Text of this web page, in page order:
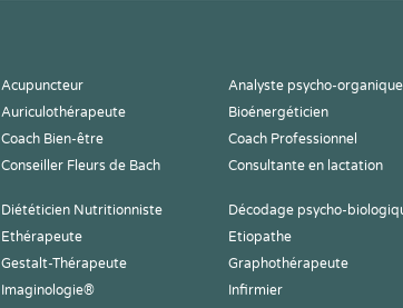
Acupuncteur Analyste psycho-organique
Auriculothérapeute Bioénergéticien
Coach Bien-être Coach Professionnel
Conseiller Fleurs de Bach Consultante en lactation
Diététicien Nutritionniste Décodage psycho-
Ethérapeute Etiopathe
Gestalt-Thérapeute Graphothérapeute
Imaginologie® Infirmier